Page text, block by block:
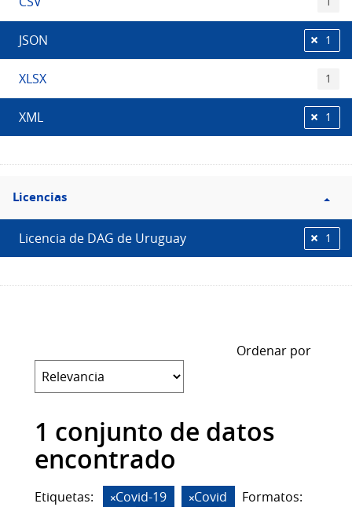
JSON 1
XLSX 1
XML 1
Filtro
Licencias
Licencias
Licencia de DAG de Uruguay 1
Ordenar por
1 conjunto de datos
encontrado
Etiquetas: Covid-19 Covid
Formatos: